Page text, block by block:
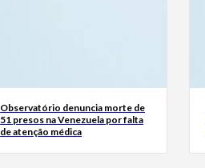
Observatório denuncia morte de
51 presos na Venezuela por falta
de atenção médica